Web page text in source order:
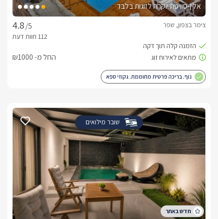
אלין-סוויטת יוקרה לזוגות בלבד
/5
צימר בצפון, שפר
החל מ- ₪1000
נוף. בריכה פרטית מחוממת. גקוזי ספא
שובר מילואים